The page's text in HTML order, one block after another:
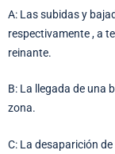
A: Las subidas y
respectivamente , a
reinante.
B: La llegada de una
zona.
C: La desaparición